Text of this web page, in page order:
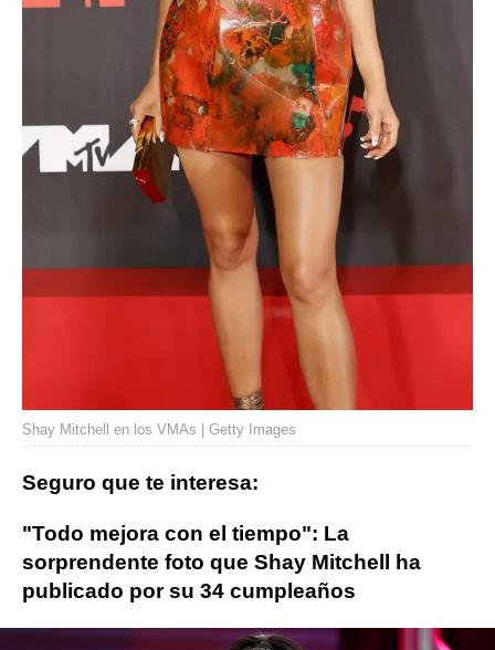
Shay Mitchell en los VMAs | Getty Images
Seguro que te interesa:
"Todo mejora con el tiempo": La
sorprendente foto que Shay Mitchell ha
publicado por su 34 cumpleaños